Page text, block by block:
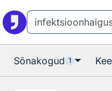
Sõnakogud 1